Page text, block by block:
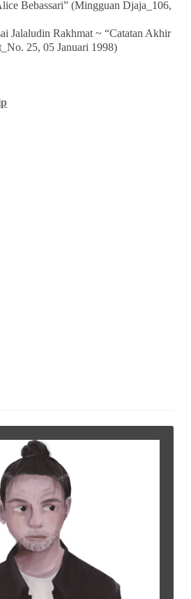
Bebassari” (Mingguan Djaja_106,
Jalaludin Rakhmat ~ “Catatan Akhir
25, 05 Januari 1998)